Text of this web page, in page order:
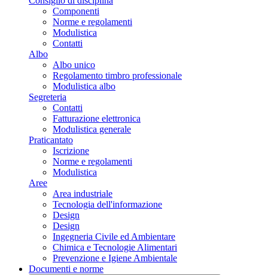
Componenti
Norme e regolamenti
Modulistica
Contatti
Albo
Albo unico
Regolamento timbro professionale
Modulistica albo
Segreteria
Contatti
Fatturazione elettronica
Modulistica generale
Praticantato
Iscrizione
Norme e regolamenti
Modulistica
Aree
Area industriale
Tecnologia dell'informazione
Design
Design
Ingegneria Civile ed Ambientare
Chimica e Tecnologie Alimentari
Prevenzione e Igiene Ambientale
Documenti e norme